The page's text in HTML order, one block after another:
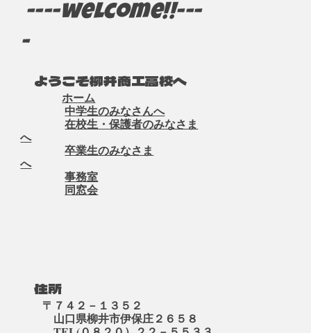
----welcome!!---
-
ようこそ柳井商工高校へ
ホーム
中学生のみなさんへ
在校生・保護者のみなさま
へ
卒業生のみなさま
へ
事務室
同窓会
住所
〒７４２－１３５２
山口県柳井市伊保庄２６５８